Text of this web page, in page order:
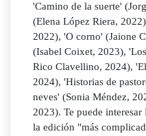
'Camino de la suerte'
(Elena López Riera,
2022), 'O corno' (Jaione
(Isabel Coixet, 2023),
Rico Clavellino, 2024),
2024), 'Historias de
neves' (Sonia Méndez,
2023). Te puede
la edición "más